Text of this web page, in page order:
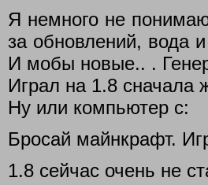
Я немного не
за обновлений, вода
И мобы новые.. .
Играл на 1.8 сначала
Ну или компьютер с:
Бросай майнкрафт.
1.8 сейчас очень не